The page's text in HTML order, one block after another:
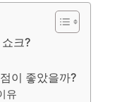
쇼크?
이 좋았을까?
유